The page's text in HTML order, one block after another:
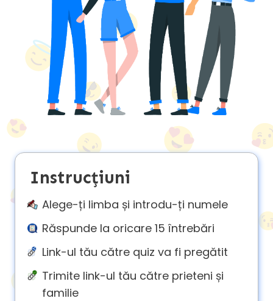
Contact
Instrucțiuni
Alege-ți limba și introdu-ți numele
Răspunde la oricare 15 întrebări
Link-ul tău către quiz va fi pregătit
Trimite link-ul tău către prieteni și
familie